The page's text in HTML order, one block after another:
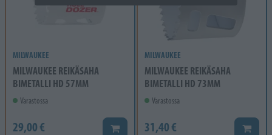
MILWAUKEE
MILWAUKEE REIKÄSAHA
BIMETALLI HD 57MM
Varastossa
29,00 € Lisää koriin
MILWAUKEE
MILWAUKEE REIKÄSAHA
BIMETALLI HD 73MM
Varastossa
31,40 € Lisää